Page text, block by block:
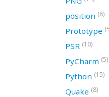
position (6)
Prototype
PSR (10)
PyCharm (5)
Python (15)
Quake (8)